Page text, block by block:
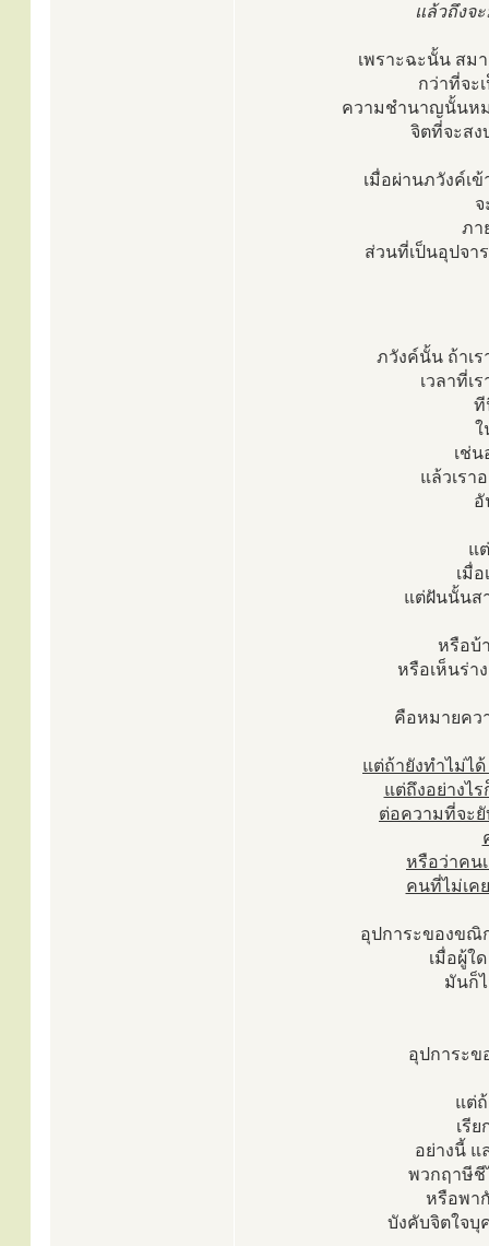
แล้วถึงจ
เพราะฉะนั้น สม
กว่าที่จะ
ความชำนาญนั้นหม
จิตที่จะสง
เมื่อผ่านภวังค์เ
จ
ภา
ส่วนที่เป็นอุปจา
ภวังค์นั้น ถ้าเร
เวลาที่เ
ที
ใ
เช่น
แล้วเรา
อั
แ
เมื่
แต่ฝันนั้นส
หรือบ้
หรือเห็นร่า
คือหมายคว
แต่ถ้ายังทำไม่ได้
แต่ถึงอย่าง
ต่อความที่จะยั
หรือว่าคน
คนที่ไม่เค
อุปการะของขณิ
เมื่อผู้ใ
มันก็
อุปการะข
แต่
เรี
อย่างนี้ แ
พวกฤาษีชี
หรือพา
บังคับจิตใจบุ